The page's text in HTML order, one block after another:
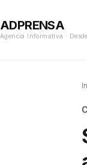
ADPRENSA
Agencia Informativa · Desde